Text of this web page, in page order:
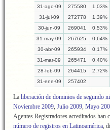
31-ago-09
275580 1,03%
31-jul-09
272778 1,39%
30-jun-09
269041 0,53%
31-may-09
267625 0,64%
30-abr-09
265934 0,17%
31-mar-09
265471 0,40%
28-feb-09
264415 2,72%
31-ene-09
257402
La liberación de dominios de segundo
Noviembre 2009, Julio 2009, Mayo
Agentes Registradores acreditados han
número de registros en Latinoamérica,